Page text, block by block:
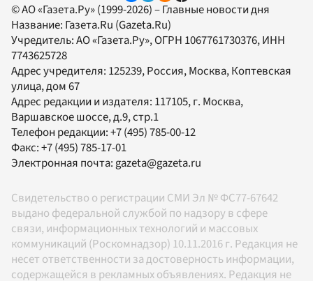
© АО «Газета.Ру» (1999-2026) – Главные новости дня
Название: Газета.Ru (Gazeta.Ru)
Учредитель:АО «Газета.Ру», ОГРН 1067761730376, ИНН
7743625728
Адрес учредителя: 125239, Россия, Москва, Коптевская
улица, дом 67
Адрес редакции и издателя: 117105, г. Москва,
Варшавское шоссе, д.9, стр.1
Телефон редакции:+7 (495) 785-00-12
Факс:+7 (495) 785-17-01
Электронная почта: gazeta@gazeta.ru
Свидетельство о регистрации СМИ Эл № ФС77-67642
выдано федеральной службой по надзору в сфере
связи, информационных технологий и массовых
коммуникаций (Роскомнадзор) 10.11.2016 г. Редакция не
несет ответственности за достоверность информации,
содержащейся в рекламных объявлениях. Редакция не